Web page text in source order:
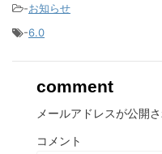
-お知らせ
-6.0
comment
メールアドレスが公開
コメント